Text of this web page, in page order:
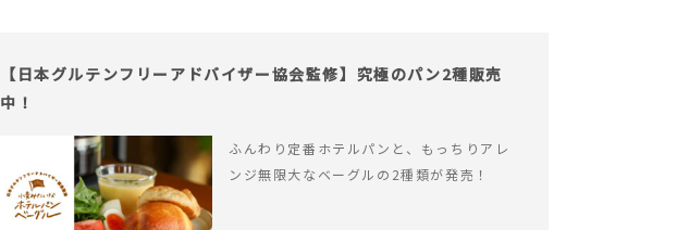
【日本グルテンフリーアドバイザー協会監修】究極のパン2種販売
中！
ふんわり定番ホテルパンと、もっちりアレ
ンジ無限大なベーグルの2種類が発売！